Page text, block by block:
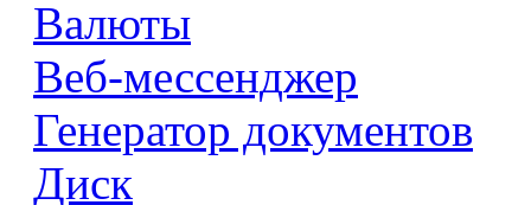
Валюты
Веб-мессенджер
Генератор документов
Диск